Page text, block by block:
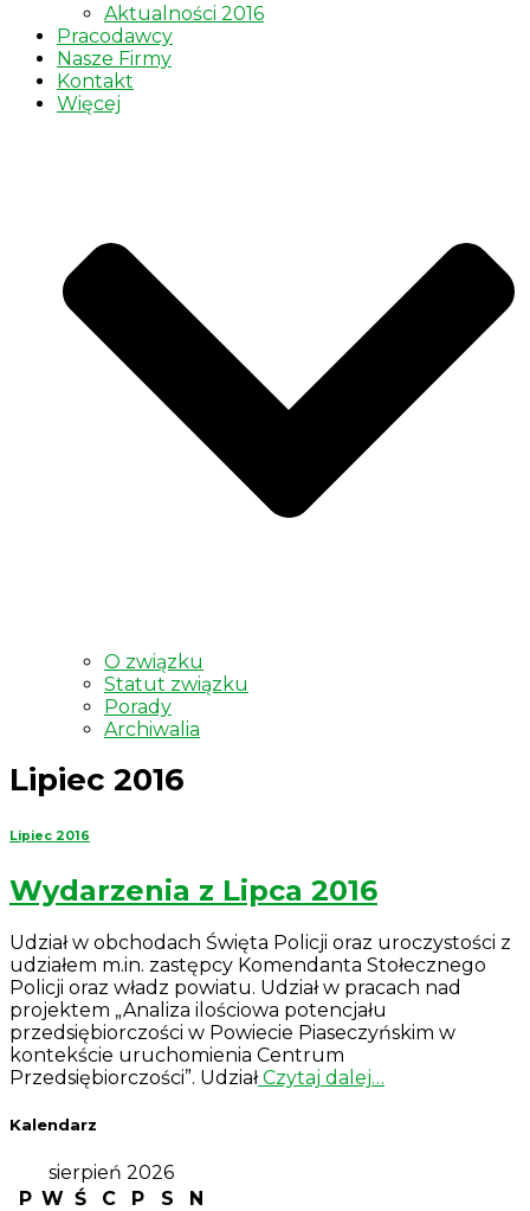
Aktualności 2016
Pracodawcy
Nasze Firmy
Kontakt
Więcej
O związku
Statut związku
Porady
Archiwalia
Lipiec 2016
Lipiec 2016
Wydarzenia z Lipca 2016
Udział w obchodach Święta Policji oraz uroczystości z
udziałem m.in. zastępcy Komendanta Stołecznego
Policji oraz władz powiatu. Udział w pracach nad
projektem „Analiza ilościowa potencjału
przedsiębiorczości w Powiecie Piaseczyńskim w
kontekście uruchomienia Centrum
Przedsiębiorczości”. UdziałCzytaj dalej…
Kalendarz
sierpień 2026
P W Ś C P S
N